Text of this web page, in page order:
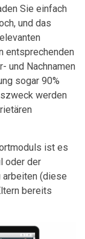
Sie einfach
und das
entsprechenden
und Nachnamen
sogar 90%
werden
ist es
oder der
(diese
bereits